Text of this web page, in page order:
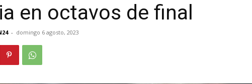
en octavos de final
- domingo 6 agosto, 2023